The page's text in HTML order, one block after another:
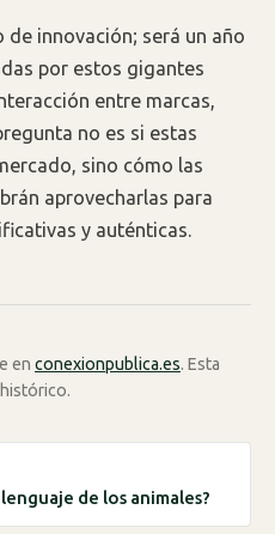
de innovación; será un año
por estos gigantes
entre marcas,
no es si estas
sino cómo las
aprovecharlas para
y auténticas.
en conexionpublica.es. Esta
de los animales?